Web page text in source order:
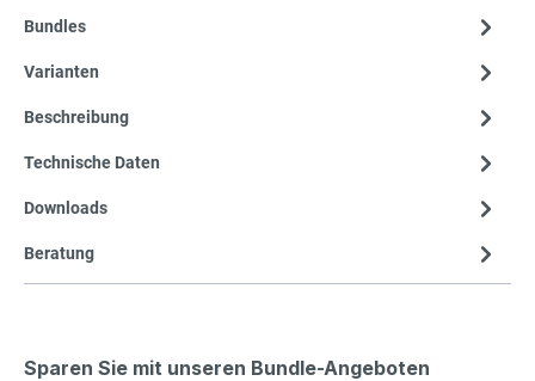
Bundles
Varianten
Beschreibung
Technische Daten
Downloads
Beratung
Sparen Sie mit unseren Bundle-Angeboten